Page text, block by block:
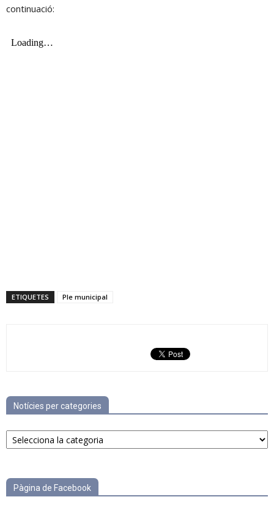
continuació:
ETIQUETES Ple municipal
Notícies per categories
Notícies
per
Pàgina de Facebook